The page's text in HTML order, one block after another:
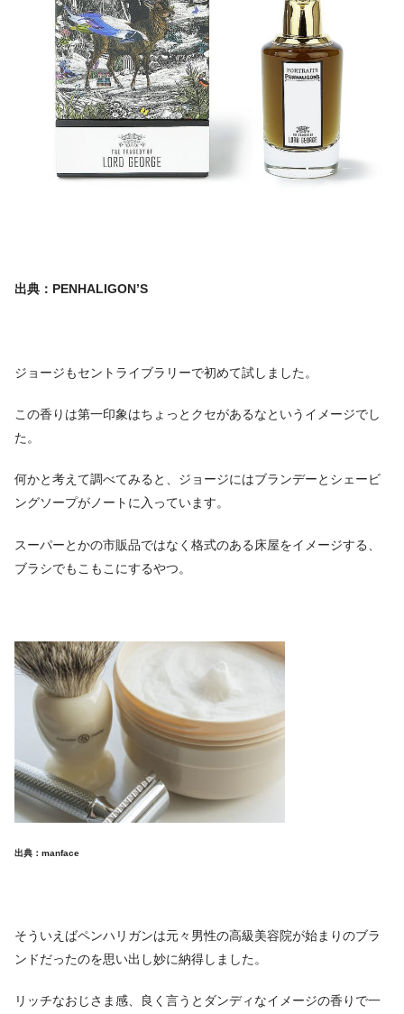
出典：PENHALIGON’S
ジョージもセントライブラリーで初めて試しました。
この香りは第一印象はちょっとクセがあるなというイメージでし
た。
何かと考えて調べてみると、ジョージにはブランデーとシェービ
ングソープがノートに入っています。
スーパーとかの市販品ではなく格式のある床屋をイメージする、
ブラシでもこもこにするやつ。
出典：manface
そういえばペンハリガンは元々男性の高級美容院が始まりのブラ
ンドだったのを思い出し妙に納得しました。
リッチなおじさま感、良く言うとダンディなイメージの香りで一